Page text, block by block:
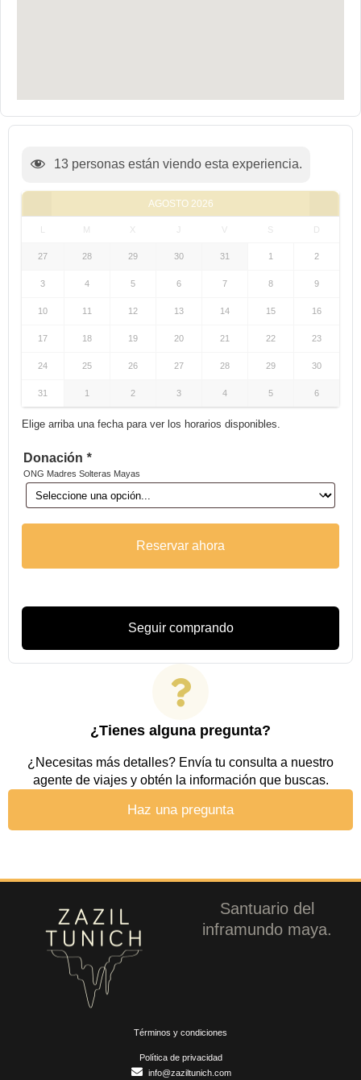
13 personas están viendo esta experiencia.
AGOSTO 2026
X V S D
27 28 29 30 31 1 2
3 4 5 6 7 8 9
10 11 12 13 14 15 16
17 18 19 20 21 22 23
24 25 26 27 28 29 30
31 1 2 3 4 5 6
Elige arriba una fecha para ver los horarios disponibles.
Donación *
ONG Madres Solteras Mayas
Reservar ahora
Seguir comprando
¿Tienes alguna pregunta?
¿Necesitas más detalles? Envía tu consulta a nuestro
agente de viajes y obtén la información que buscas.
Haz una pregunta
Santuario del
inframundo maya.
info@zaziltunich.com
Términos y condiciones
Política de privacidad